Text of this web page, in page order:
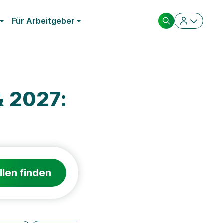
Für Arbeitgeber
2027:
finden